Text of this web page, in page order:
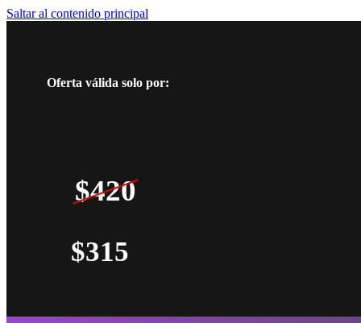
Saltar al contenido principal
Oferta válida solo por:
$420
$315